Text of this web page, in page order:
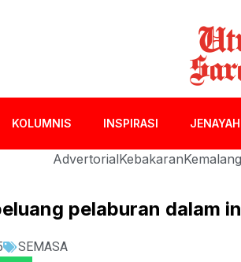
KOLUMNIS INSPIRASI JENAYAH
AdvertorialKebakaran
pelaburan dalam
SEMASA